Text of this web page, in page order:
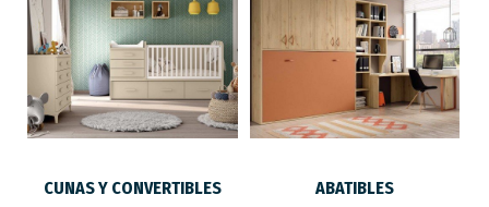
CUNAS Y CONVERTIBLES ABATIBLES